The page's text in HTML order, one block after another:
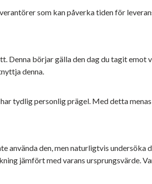
som kan påverka tiden för
Denna börjar gälla den dag du tagit
denna.
tydlig personlig prägel. Med detta
den, men naturligtvis undersöka
jämfört med varans ursprungsvärde.